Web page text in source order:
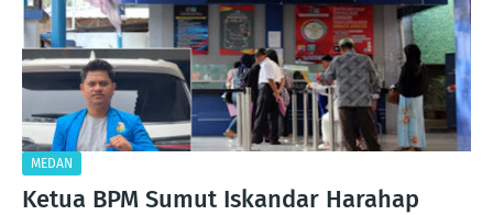
MEDAN
Ketua BPM Sumut Iskandar Harahap